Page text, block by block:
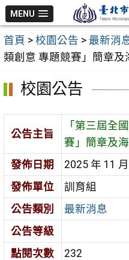
跳
至
主
要
MENU
首頁 > 校園公告 > 最新消
類創意 專題競賽」簡章及
校園公告
公告主旨
「第三屆全
賽」簡章及
發佈日期
2025 年 11
發佈單位
訓育組
公告類別
最新消息
公告等級
點閱次數
232